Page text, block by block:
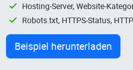
Hosting-Server, Website-
Robots.txt, HTTPS-Status,
Beispiel herunterladen